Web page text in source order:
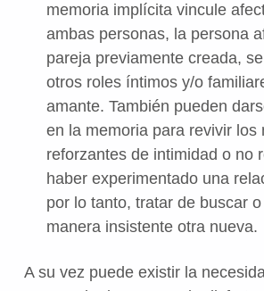
memoria implícita vincule
ambas personas, la persona
pareja previamente creada,
otros roles íntimos y/o
amante. También pueden
en la memoria para revivir los
reforzantes de intimidad o no
haber experimentado una
por lo tanto, tratar de buscar
manera insistente otra nueva.
A su vez puede existir la